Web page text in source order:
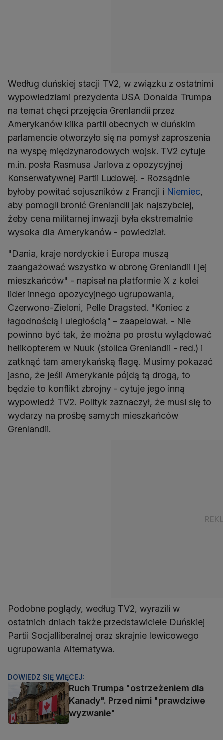
Według duńskiej stacji TV2, w związku z ostatnimi
wypowiedziami prezydenta USA Donalda Trumpa
na temat chęci przejęcia Grenlandii przez
Amerykanów kilka partii obecnych w duńskim
parlamencie otworzyło się na pomysł zaproszenia
na wyspę międzynarodowych wojsk. TV2 cytuje
m.in. posła Rasmusa Jarlova z opozycyjnej
Konserwatywnej Partii Ludowej. - Rozsądnie
byłoby powitać sojuszników z Francji i Niemiec,
aby pomogli bronić Grenlandii jak najszybciej,
żeby cena militarnej inwazji była ekstremalnie
wysoka dla Amerykanów - powiedział.
"Dania, kraje nordyckie i Europa muszą
zaangażować wszystko w obronę Grenlandii i jej
mieszkańców" - napisał na platformie X z kolei
lider innego opozycyjnego ugrupowania,
Czerwono-Zieloni, Pelle Dragsted. "Koniec z
łagodnością i uległością" – zaapelował. - Nie
powinno być tak, że można po prostu wylądować
helikopterem w Nuuk (stolica Grenlandii - red.) i
zatknąć tam amerykańską flagę. Musimy pokazać
jasno, że jeśli Amerykanie pójdą tą drogą, to
będzie to konflikt zbrojny - cytuje jego inną
wypowiedź TV2. Polityk zaznaczył, że musi się to
wydarzy na prośbę samych mieszkańców
Grenlandii.
Podobne poglądy, według TV2, wyrazili w
ostatnich dniach także przedstawiciele Duńskiej
Partii Socjalliberalnej oraz skrajnie lewicowego
ugrupowania Alternatywa.
DOWIEDZ SIĘ WIĘCEJ:
Ruch Trumpa "ostrzeżeniem dla
Kanady". Przed nimi "prawdziwe
wyzwanie"